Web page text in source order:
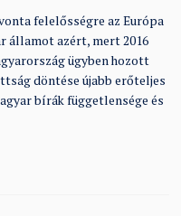
felelősségre az Európa
államot azért, mert 2016
ügyben hozott
döntése újabb erőteljes
bírák függetlensége és